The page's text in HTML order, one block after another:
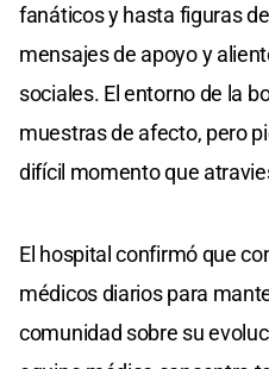
fanáticos y hasta figuras
mensajes de apoyo y
sociales. El entorno de la
muestras de afecto, pero
difícil momento que
El hospital confirmó que
médicos diarios para
comunidad sobre su